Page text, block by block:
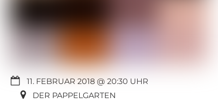
11. FEBRUAR 2018 @ 20:30
DER PAPPELGARTEN